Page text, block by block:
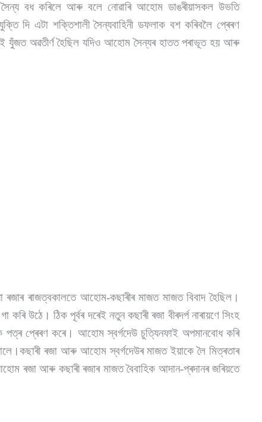
বধ কৰিলে আৰু বলে নোৱাৰি আহোম ডাঙৰীয়াসকল উভতি
দি এটা শক্তিশালী সৈন্যবাহিনী ডফলাক বশ কৰিবলৈ প্ৰেৰণ
যুঁজত অৱতীৰ্ণ হৈছিল যদিও আহোম সৈন্যৰ হাতত পৰাভূত হয় আৰু
ৰজাৰ ৰাজত্বকালতে আহোম-কছাৰীৰ মাজত মাজত বিবাদ হৈছিল।
কৰি উঠে। ঠিক পূৰ্বৰ দৰেই নতুন কছাৰী ৰজা বীৰদৰ্প নাৰায়ণে সিংহ
পত্ৰ প্ৰেৰণ কৰে। আহোম স্বৰ্গদেউ চুত্যিনফাই অপমানবোধ কৰি
কছাৰী ৰজা আৰু আহোম স্বৰ্গদেউৰ মাজত ইয়াকে লৈ মিত্ৰতাৰ
ৰজা আৰু কছাৰী ৰজাৰ মাজত বৈবাহিক আদান-প্ৰদানৰ জৰিয়তে